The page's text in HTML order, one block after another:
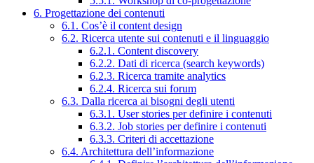
6. Progettazione dei contenuti
6.1. Cos’è il content design
6.2. Ricerca utente sui contenuti e il linguaggio
6.2.1. Content discovery
6.2.2. Dati di ricerca (search keywords)
6.2.3. Ricerca tramite analytics
6.2.4. Ricerca sui forum
6.3. Dalla ricerca ai bisogni degli utenti
6.3.1. User stories per definire i contenuti
6.3.2. Job stories per definire i contenuti
6.3.3. Criteri di accettazione
6.4. Architettura dell’informazione